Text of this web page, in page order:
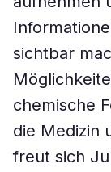
sichtbar
chemische
die Medizin
freut sich